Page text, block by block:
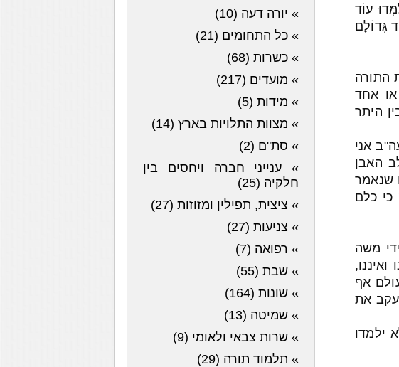
עוֹד
גְּדוֹלָם
התורה
או אחד
היתר
אני
האבן
שנאמר
כי כלם
משה
אף
את
ילמדו
» יורה דעה (10)
» כל התחומים (21)
» כשרות (68)
» מועדים (217)
» מידות (5)
» מצוות התלויות בארץ (14)
» סת"ם (2)
» ענייני חברה ויחסים בין
חלקיה (25)
» ציצית, תפילין ומזוזות (27)
» צניעות (27)
» רפואה (7)
» שבת (55)
» שונות (164)
» שמיטה (13)
» שרות צבאי ולאומי (9)
» תלמוד תורה (29)